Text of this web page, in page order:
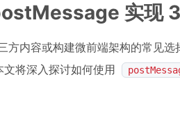
实现
方内容或构建微前端架构的常见
将深入探讨如何使用